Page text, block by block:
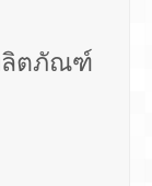
ลิตภัณฑ์